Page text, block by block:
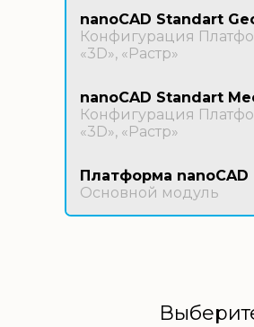
nanoCAD Standart
Конфигурация
«3D», «Растр»
nanoCAD Standart
Конфигурация
«3D», «Растр»
Платформа nanoCAD
Основной модуль